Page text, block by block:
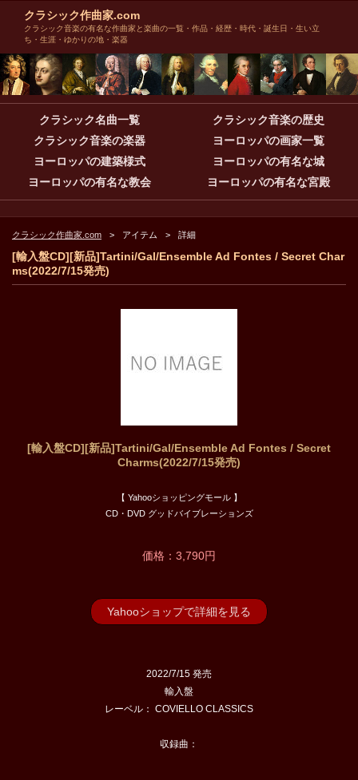
クラシック作曲家.com
クラシック音楽の有名な作曲家と楽曲の一覧・作品・経歴・時代・誕生日・生い立
ち・生涯・ゆかりの地・楽器
クラシック名曲一覧
クラシック音楽の歴史
クラシック音楽の楽器
ヨーロッパの画家一覧
ヨーロッパの建築様式
ヨーロッパの有名な城
ヨーロッパの有名な教会
ヨーロッパの有名な宮殿
クラシック作曲家.com アイテム 詳細
[輸入盤CD][新品]Tartini/Gal/Ensemble Ad Fontes / Secret Char
ms(2022/7/15発売)
[輸入盤CD][新品]Tartini/Gal/Ensemble Ad Fontes / Secret
Charms(2022/7/15発売)
【 Yahooショッピングモール 】
CD・DVD グッドバイブレーションズ
価格：3,790円
Yahooショップで詳細を見る
2022/7/15 発売
輸入盤
レーベル： COVIELLO CLASSICS
収録曲：